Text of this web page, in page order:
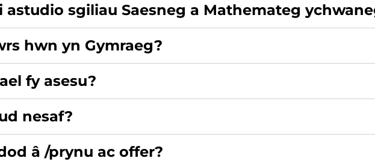
sgiliau Saesneg a Mathemateg
hwn yn Gymraeg?
fy asesu?
nesaf?
â /prynu ac offer?